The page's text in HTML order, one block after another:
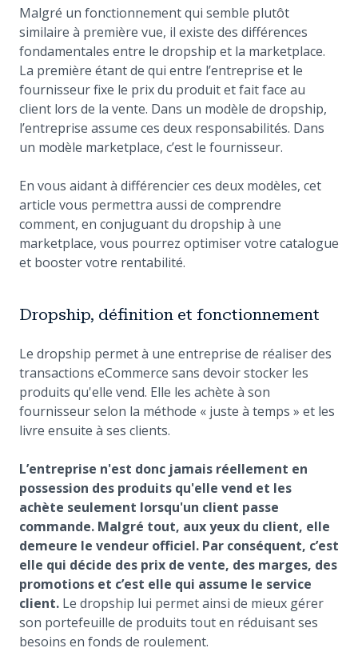
Malgré un fonctionnement qui semble plutôt
similaire à première vue, il existe des différences
fondamentales entre le dropship et la marketplace.
La première étant de qui entre l’entreprise et le
fournisseur fixe le prix du produit et fait face au
client lors de la vente. Dans un modèle de dropship,
l’entreprise assume ces deux responsabilités. Dans
un modèle marketplace, c’est le fournisseur.
En vous aidant à différencier ces deux modèles, cet
article vous permettra aussi de comprendre
comment, en conjuguant du dropship à une
marketplace, vous pourrez optimiser votre catalogue
et booster votre rentabilité.
Dropship, définition et fonctionnement
Le dropship permet à une entreprise de réaliser des
transactions eCommerce sans devoir stocker les
produits qu'elle vend. Elle les achète à son
fournisseur selon la méthode « juste à temps » et les
livre ensuite à ses clients.
L’entreprise n'est donc jamais réellement en
possession des produits qu'elle vend et les
achète seulement lorsqu'un client passe
commande. Malgré tout, aux yeux du client, elle
demeure le vendeur officiel. Par conséquent, c’est
elle qui décide des prix de vente, des marges, des
promotions et c’est elle qui assume le service
client. Le dropship lui permet ainsi de mieux gérer
son portefeuille de produits tout en réduisant ses
besoins en fonds de roulement.